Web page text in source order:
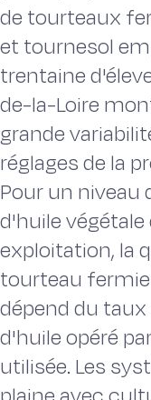
de tourteaux
et tournesol
trentaine
de-la-Loire
grande
réglages de la
Pour un niveau
d'huile
exploitation, la
tourteau
dépend du
d'huile opéré
utilisée. Les